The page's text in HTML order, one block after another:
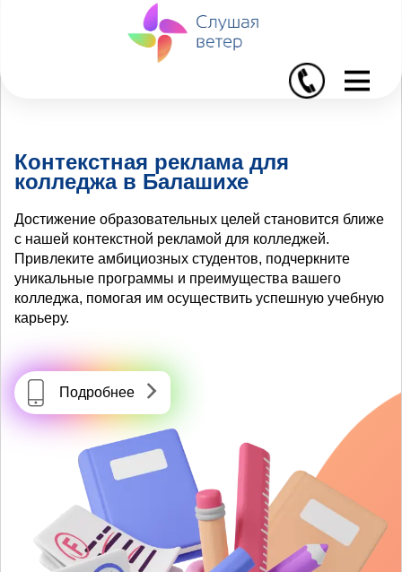
I
Контекстная реклама для
колледжа в Балашихе
Достижение образовательных целей становится ближе
с нашей контекстной рекламой для колледжей.
Привлеките амбициозных студентов, подчеркните
уникальные программы и преимущества вашего
колледжа, помогая им осуществить успешную учебную
карьеру.
Подробнее